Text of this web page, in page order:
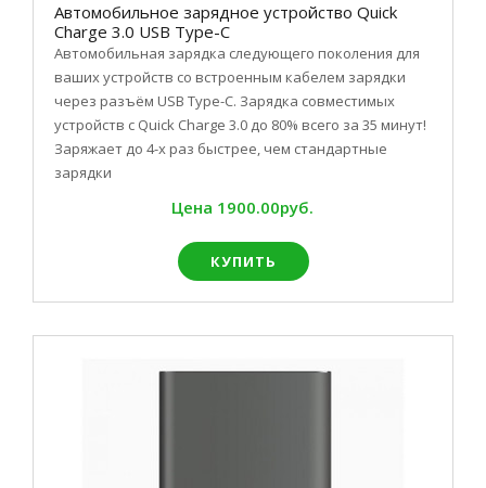
Автомобильное зарядное устройство Quick
Charge 3.0 USB Type-C
Автомобильная зарядка следующего поколения для
ваших устройств со встроенным кабелем зарядки
через разъём USB Type-C. Зарядка совместимых
устройств с Quick Charge 3.0 до 80% всего за 35 минут!
Заряжает до 4-х раз быстрее, чем стандартные
зарядки
Цена 1900.00руб.
КУПИТЬ